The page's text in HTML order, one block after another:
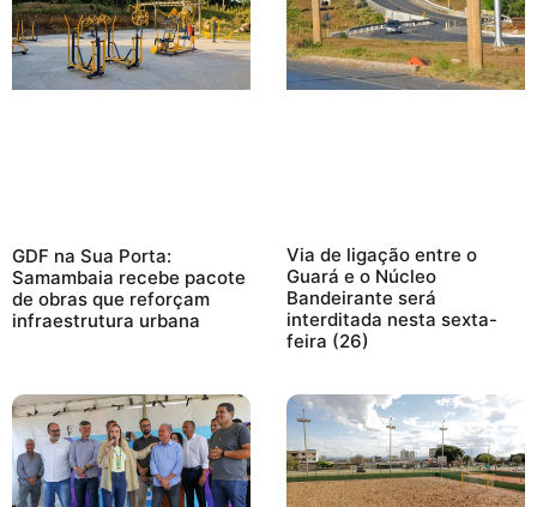
GDF na Sua Porta:
Samambaia recebe pacote
de obras que reforçam
infraestrutura urbana
Via de ligação entre o
Guará e o Núcleo
Bandeirante será
interditada nesta sexta-
feira (26)